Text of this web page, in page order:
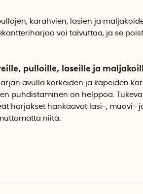
karahvien, lasien ja
voi taivuttaa, ja se
pulloille, laseille ja
avulla korkeiden ja kapeiden
puhdistaminen on helppoa.
harjakset hankaavat lasi-, muovi-
niitä.